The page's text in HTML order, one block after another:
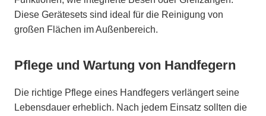
Diese Gerätesets sind ideal für die Reinigung von
großen Flächen im Außenbereich.
Pflege und Wartung von Handfegern
Die richtige Pflege eines Handfegers verlängert seine
Lebensdauer erheblich. Nach jedem Einsatz sollten die